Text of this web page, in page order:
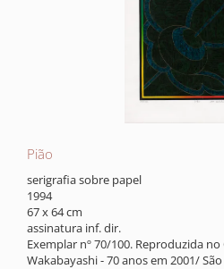
Pião
serigrafia sobre papel
1994
67 x 64 cm
assinatura inf. dir.
Exemplar nº 70/100. Reproduzida
Wakabayashi - 70 anos em 2001/